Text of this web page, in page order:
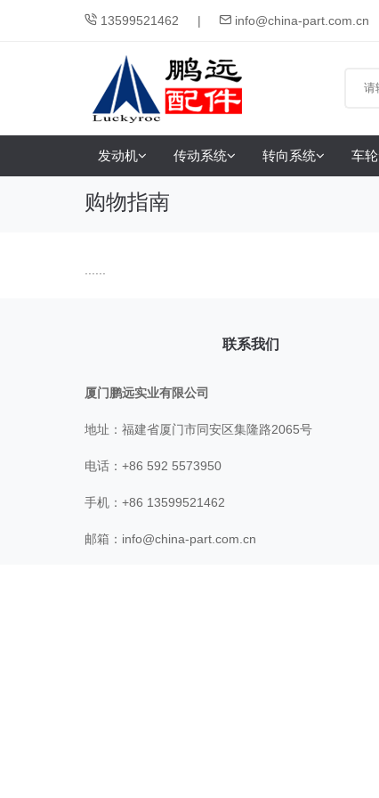
13599521462 info@china-part.com.cn
发动机 传动系统 转向系统 车轮
购物指南
联系我们
厦门鹏远实业有限公司
地址：福建省厦门市同安区集隆路2065号
电话：+86 592 5573950
手机：+86 13599521462
邮箱： info@china-part.com.cn